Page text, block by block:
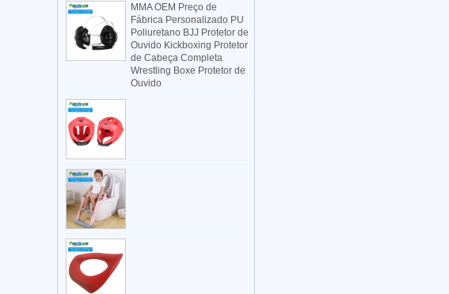
MMA OEM Preço de
Fábrica Personalizado PU
Poliuretano BJJ Protetor de
Ouvido Kickboxing Protetor
de Cabeça Completa
Wrestling Boxe Protetor de
Ouvido